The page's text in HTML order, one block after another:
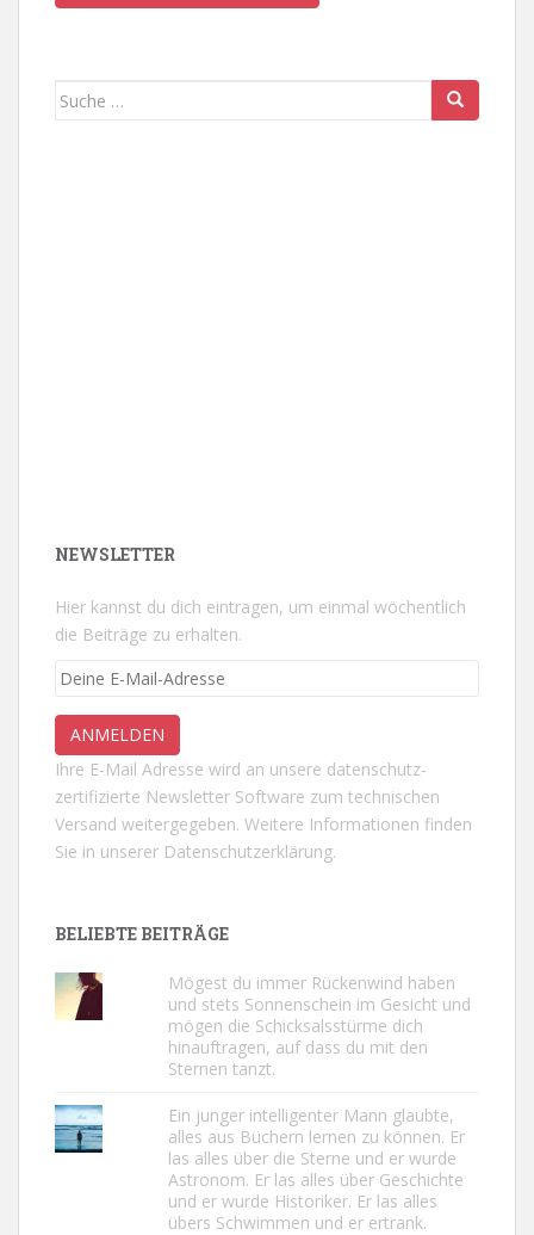
Suche
NEWSLETTER
Hier kannst du dich eintragen, um einmal wöchentlich
die Beiträge zu erhalten.
Ihre E-Mail Adresse wird an unsere datenschutz-
zertifizierte Newsletter Software zum technischen
Versand weitergegeben. Weitere Informationen finden
Sie in unserer Datenschutzerklärung.
BELIEBTE BEITRÄGE
Mögest du immer Rückenwind haben
und stets Sonnenschein im Gesicht und
mögen die Schicksalsstürme dich
hinauftragen, auf dass du mit den
Sternen tanzt.
Ein junger intelligenter Mann glaubte,
alles aus Büchern lernen zu können. Er
las alles über die Sterne und er wurde
Astronom. Er las alles über Geschichte
und er wurde Historiker. Er las alles
übers Schwimmen und er ertrank.